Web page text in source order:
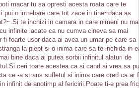
macar tu sa opresti acesta roata care te
pui o intrebare care tot zace in tine~daca as
te inchizi in camara in care nimeni nu
infinite lacate ca nu cumva cineva sa mai
foarte usor daca ai avea un umar pe care sa
la piept si o inima care sa te inchida in
bine daca ai putea sorbii infinitul alaturi de
ceri toate acestea ca si cand ai vrea sa
ce -a strans sufletul si inima care cred ca ar
infinit de anotimp al fericirii.Poate ti-e prea